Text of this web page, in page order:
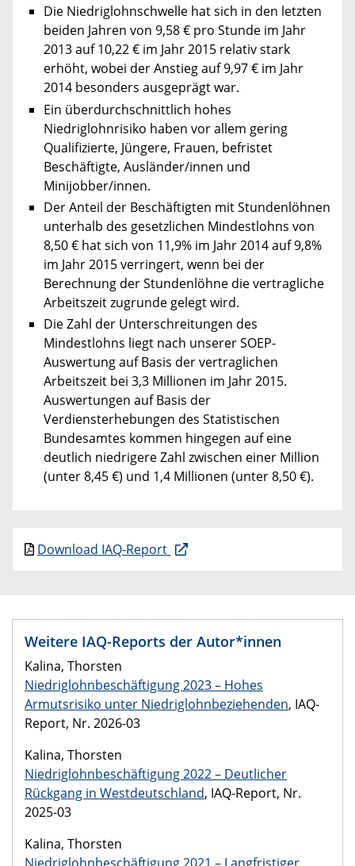
Die Niedriglohnschwelle hat sich in den letzten
beiden Jahren von 9,58 € pro Stunde im Jahr
2013 auf 10,22 € im Jahr 2015 relativ stark
erhöht, wobei der Anstieg auf 9,97 € im Jahr
2014 besonders ausgeprägt war.
Ein überdurchschnittlich hohes
Niedriglohnrisiko haben vor allem gering
Qualifizierte, Jüngere, Frauen, befristet
Beschäftigte, Ausländer/innen und
Minijobber/innen.
Der Anteil der Beschäftigten mit Stundenlöhnen
unterhalb des gesetzlichen Mindestlohns von
8,50 € hat sich von 11,9% im Jahr 2014 auf 9,8%
im Jahr 2015 verringert, wenn bei der
Berechnung der Stundenlöhne die vertragliche
Arbeitszeit zugrunde gelegt wird.
Die Zahl der Unterschreitungen des
Mindestlohns liegt nach unserer SOEP-
Auswertung auf Basis der vertraglichen
Arbeitszeit bei 3,3 Millionen im Jahr 2015.
Auswertungen auf Basis der
Verdiensterhebungen des Statistischen
Bundesamtes kommen hingegen auf eine
deutlich niedrigere Zahl zwischen einer Million
(unter 8,45 €) und 1,4 Millionen (unter 8,50 €).
Download IAQ-Report
Weitere IAQ-Reports der Autor*innen
Kalina, Thorsten
Niedriglohnbeschäftigung 2023 – Hohes
Armutsrisiko unter Niedriglohnbeziehenden, IAQ-
Report, Nr. 2026-03
Kalina, Thorsten
Niedriglohnbeschäftigung 2022 – Deutlicher
Rückgang in Westdeutschland, IAQ-Report, Nr.
2025-03
Kalina, Thorsten